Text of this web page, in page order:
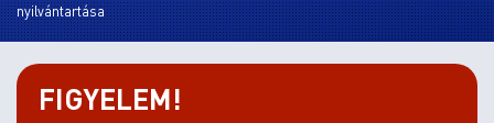
nyilvántartása
FIGYELEM!